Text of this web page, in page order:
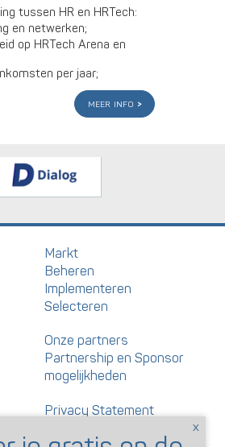
tussen HR en HRTech:
en netwerken;
op HRTech Arena en
per jaar;
meer info
Markt
Beheren
Implementeren
Selecteren
Onze partners
Partnership en Sponsor
mogelijkheden
Privacy Statement
Gedragscode artikelen en